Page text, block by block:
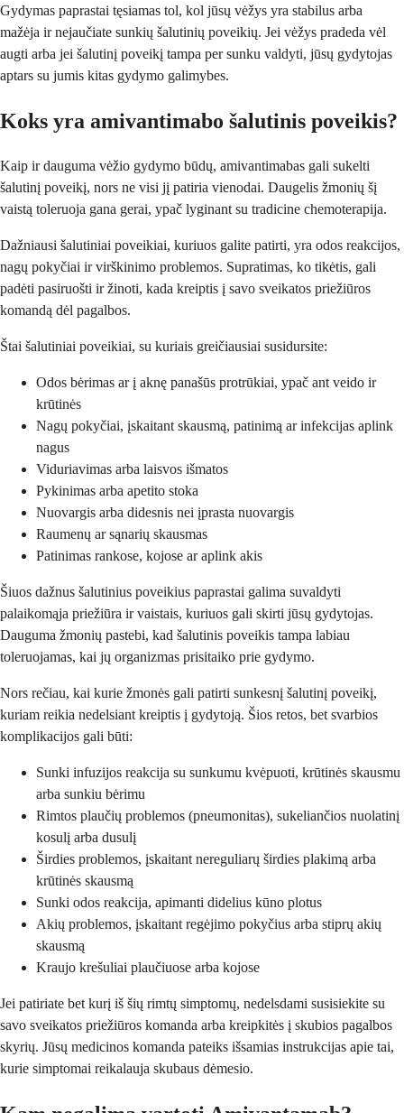
Gydymas paprastai tęsiamas tol, kol jūsų vėžys yra stabilus arba
mažėja ir nejaučiate sunkių šalutinių poveikių. Jei vėžys pradeda vėl
augti arba jei šalutinį poveikį tampa per sunku valdyti, jūsų gydytojas
aptars su jumis kitas gydymo galimybes.
Koks yra amivantimabo šalutinis poveikis?
Kaip ir dauguma vėžio gydymo būdų, amivantimabas gali sukelti
šalutinį poveikį, nors ne visi jį patiria vienodai. Daugelis žmonių šį
vaistą toleruoja gana gerai, ypač lyginant su tradicine chemoterapija.
Dažniausi šalutiniai poveikiai, kuriuos galite patirti, yra odos reakcijos,
nagų pokyčiai ir virškinimo problemos. Supratimas, ko tikėtis, gali
padėti pasiruošti ir žinoti, kada kreiptis į savo sveikatos priežiūros
komandą dėl pagalbos.
Štai šalutiniai poveikiai, su kuriais greičiausiai susidursite:
Odos bėrimas ar į aknę panašūs protrūkiai, ypač ant veido ir
krūtinės
Nagų pokyčiai, įskaitant skausmą, patinimą ar infekcijas aplink
nagus
Viduriavimas arba laisvos išmatos
Pykinimas arba apetito stoka
Nuovargis arba didesnis nei įprasta nuovargis
Raumenų ar sąnarių skausmas
Patinimas rankose, kojose ar aplink akis
Šiuos dažnus šalutinius poveikius paprastai galima suvaldyti
palaikomąja priežiūra ir vaistais, kuriuos gali skirti jūsų gydytojas.
Dauguma žmonių pastebi, kad šalutinis poveikis tampa labiau
toleruojamas, kai jų organizmas prisitaiko prie gydymo.
Nors rečiau, kai kurie žmonės gali patirti sunkesnį šalutinį poveikį,
kuriam reikia nedelsiant kreiptis į gydytoją. Šios retos, bet svarbios
komplikacijos gali būti:
Sunki infuzijos reakcija su sunkumu kvėpuoti, krūtinės skausmu
arba sunkiu bėrimu
Rimtos plaučių problemos (pneumonitas), sukeliančios nuolatinį
kosulį arba dusulį
Širdies problemos, įskaitant nereguliarų širdies plakimą arba
krūtinės skausmą
Sunki odos reakcija, apimanti didelius kūno plotus
Akių problemos, įskaitant regėjimo pokyčius arba stiprų akių
skausmą
Kraujo krešuliai plaučiuose arba kojose
Jei patiriate bet kurį iš šių rimtų simptomų, nedelsdami susisiekite su
savo sveikatos priežiūros komanda arba kreipkitės į skubios pagalbos
skyrių. Jūsų medicinos komanda pateiks išsamias instrukcijas apie tai,
kurie simptomai reikalauja skubaus dėmesio.